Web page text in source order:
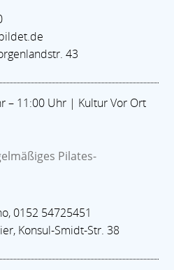
43
– 11:00 Uhr | Kultur Vor Ort
Pilates-
0152 54725451
Konsul-Smidt-Str. 38